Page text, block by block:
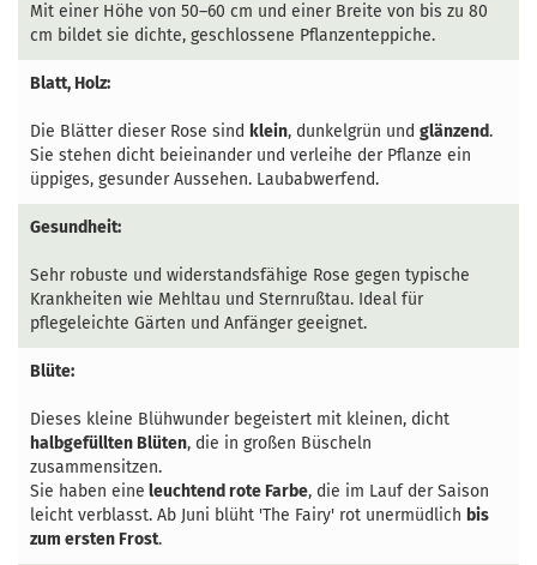
Mit einer Höhe von 50–60 cm und einer Breite von bis zu 80
cm bildet sie dichte, geschlossene Pflanzenteppiche.
Blatt, Holz:
Die Blätter dieser Rose sind klein, dunkelgrün und glänzend.
Sie stehen dicht beieinander und verleihe der Pflanze ein
üppiges, gesunder Aussehen. Laubabwerfend.
Gesundheit:
Sehr robuste und widerstandsfähige Rose gegen typische
Krankheiten wie Mehltau und Sternrußtau. Ideal für
pflegeleichte Gärten und Anfänger geeignet.
Blüte:
Dieses kleine Blühwunder begeistert mit kleinen, dicht
halbgefüllten Blüten, die in großen Büscheln
zusammensitzen.
Sie haben eine leuchtend rote Farbe, die im Lauf der Saison
leicht verblasst. Ab Juni blüht 'The Fairy' rot unermüdlich bis
zum ersten Frost.